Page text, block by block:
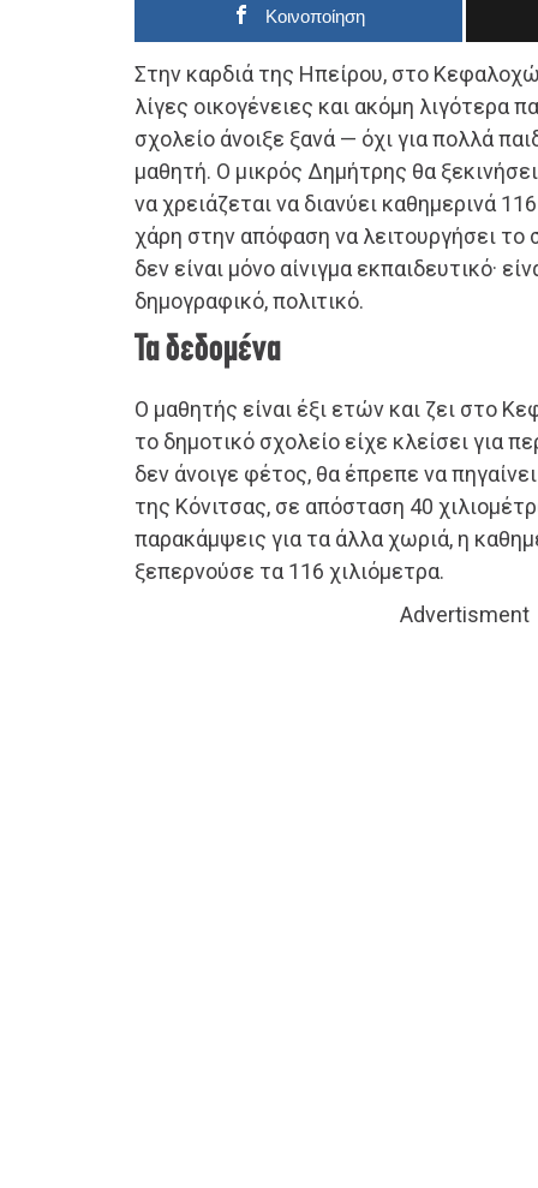
Κοινοποίηση
Στην καρδιά της Ηπείρου, στο
λίγες οικογένειες και ακόμη λιγότερα
σχολείο άνοιξε ξανά — όχι για πολλά
μαθητή. Ο μικρός Δημήτρης θα
να χρειάζεται να διανύει καθημερινά
χάρη στην απόφαση να λειτουργήσει το
δεν είναι μόνο αίνιγμα εκπαιδευτικό·
δημογραφικό, πολιτικό.
Τα δεδομένα
Ο μαθητής είναι έξι ετών και ζει στο
το δημοτικό σχολείο είχε κλείσει για
δεν άνοιγε φέτος, θα έπρεπε να
της Κόνιτσας, σε απόσταση 40
παρακάμψεις για τα άλλα χωριά, η
ξεπερνούσε τα 116 χιλιόμετρα.
Advertisment